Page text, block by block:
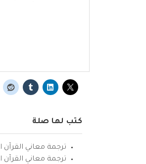
كتب لها صلة
ترجمة معاني القرآن
ترجمة معاني القرآن